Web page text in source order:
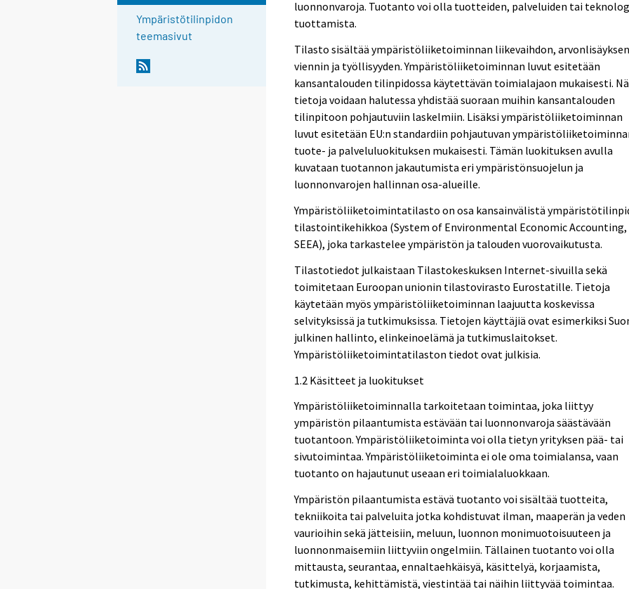
Ympäristötilinpidon
teemasivut
luonnonvaroja. Tuotanto voi olla tuotteiden, palveluiden tai
tuottamista.
Tilasto sisältää ympäristöliiketoiminnan liikevaihdon,
viennin ja työllisyyden. Ympäristöliiketoiminnan luvut esitetään
kansantalouden tilinpidossa käytettävän toimialajaon mukaisesti.
tietoja voidaan halutessa yhdistää suoraan muihin kansantalouden
tilinpitoon pohjautuviin laskelmiin. Lisäksi ympäristöliiketoiminnan
luvut esitetään EU:n standardiin pohjautuvan
tuote- ja palveluluokituksen mukaisesti. Tämän luokituksen avulla
kuvataan tuotannon jakautumista eri ympäristönsuojelun ja
luonnonvarojen hallinnan osa-alueille.
Ympäristöliiketoimintatilasto on osa kansainvälistä
tilastointikehikkoa (System of Environmental Economic Accounting,
SEEA), joka tarkastelee ympäristön ja talouden vuorovaikutusta.
Tilastotiedot julkaistaan Tilastokeskuksen Internet-sivuilla sekä
toimitetaan Euroopan unionin tilastovirasto Eurostatille. Tietoja
käytetään myös ympäristöliiketoiminnan laajuutta koskevissa
selvityksissä ja tutkimuksissa. Tietojen käyttäjiä ovat esimerkiksi
julkinen hallinto, elinkeinoelämä ja tutkimuslaitokset.
Ympäristöliiketoimintatilaston tiedot ovat julkisia.
1.2 Käsitteet ja luokitukset
Ympäristöliiketoiminnalla tarkoitetaan toimintaa, joka liittyy
ympäristön pilaantumista estävään tai luonnonvaroja säästävään
tuotantoon. Ympäristöliiketoiminta voi olla tietyn yrityksen pää- tai
sivutoimintaa. Ympäristöliiketoiminta ei ole oma toimialansa, vaan
tuotanto on hajautunut useaan eri toimialaluokkaan.
Ympäristön pilaantumista estävä tuotanto voi sisältää tuotteita,
tekniikoita tai palveluita jotka kohdistuvat ilman, maaperän ja veden
vaurioihin sekä jätteisiin, meluun, luonnon monimuotoisuuteen ja
luonnonmaisemiin liittyviin ongelmiin. Tällainen tuotanto voi olla
mittausta, seurantaa, ennaltaehkäisyä, käsittelyä, korjaamista,
tutkimusta, kehittämistä, viestintää tai näihin liittyvää toimintaa.